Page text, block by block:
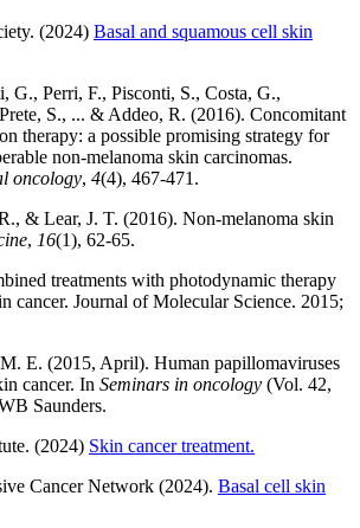
(2024) Basal and squamous cell skin
G., Perri, F., Pisconti, S., Costa, G.,
S., ... & Addeo, R. (2016). Concomitant
therapy: a possible promising strategy for
non-melanoma skin carcinomas.
oncology, 4(4), 467-471.
& Lear, J. T. (2016). Non-melanoma skin
, 16(1), 62-65.
treatments with photodynamic therapy
cancer. Journal of Molecular Science. 2015;
E. (2015, April). Human papillomaviruses
cancer. In Seminars in oncology (Vol. 42,
Saunders.
(2024) Skin cancer treatment.
Cancer Network (2024). Basal cell skin